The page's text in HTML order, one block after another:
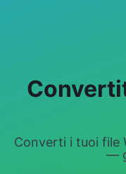
Converti i tuoi file
—